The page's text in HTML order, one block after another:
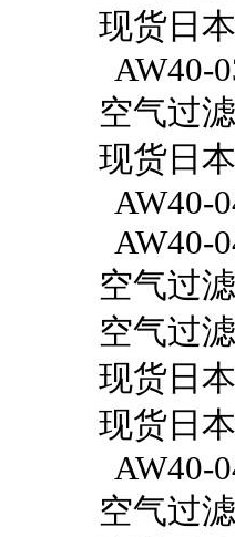
现货日
AW40-
空气过
现货日
AW40-
AW40-
空气过
空气过
现货日
现货日
AW40-
空气过